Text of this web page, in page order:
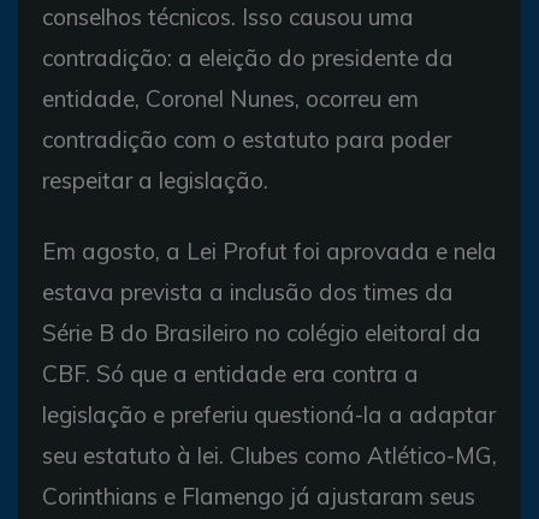
conselhos técnicos. Isso causou uma
contradição: a eleição do presidente da
entidade, Coronel Nunes, ocorreu em
contradição com o estatuto para poder
respeitar a legislação.
Em agosto, a Lei Profut foi aprovada e nela
estava prevista a inclusão dos times da
Série B do Brasileiro no colégio eleitoral da
CBF. Só que a entidade era contra a
legislação e preferiu questioná-la a adaptar
seu estatuto à lei. Clubes como Atlético-MG,
Corinthians e Flamengo já ajustaram seus